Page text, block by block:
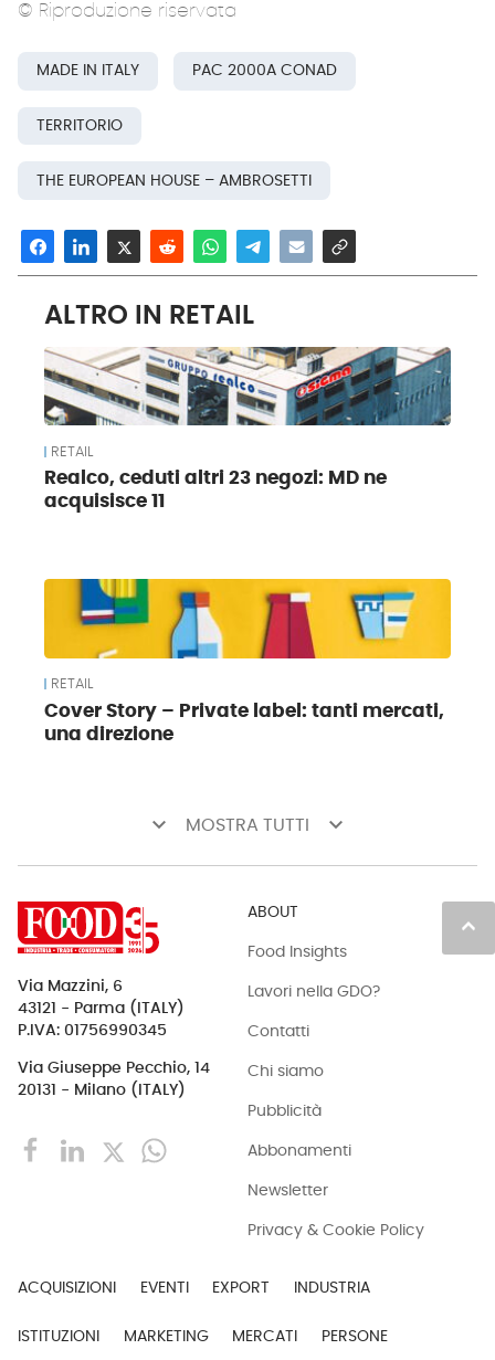
© Riproduzione riservata
MADE IN ITALY PAC 2000A CONAD
TERRITORIO
THE EUROPEAN HOUSE – AMBROSETTI
ALTRO IN RETAIL
RETAIL
Realco, ceduti altri 23 negozi: MD ne
acquisisce 11
RETAIL
Cover Story – Private label: tanti mercati,
una direzione
keyboard_arrow_down MOSTRA TUTTI keyboard_arrow_down
keyboard_arrow_up
Via Mazzini, 6
43121 - Parma (ITALY)
P.IVA: 01756990345
Via Giuseppe Pecchio, 14
20131 - Milano (ITALY)
ABOUT
Food Insights
Lavori nella GDO?
Contatti
Chi siamo
Pubblicità
Abbonamenti
Newsletter
Privacy & Cookie Policy
ACQUISIZIONI EVENTI EXPORT INDUSTRIA
ISTITUZIONI MARKETING MERCATI PERSONE